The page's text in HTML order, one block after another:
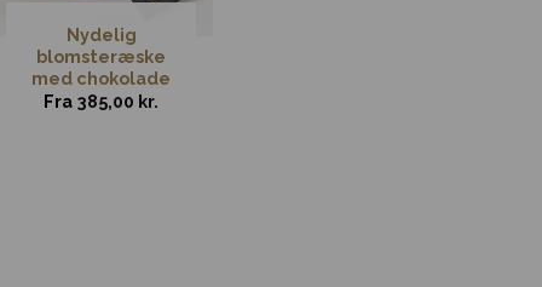
Nydelig
blomsteræske
med chokolade
Fra 385,00 kr.